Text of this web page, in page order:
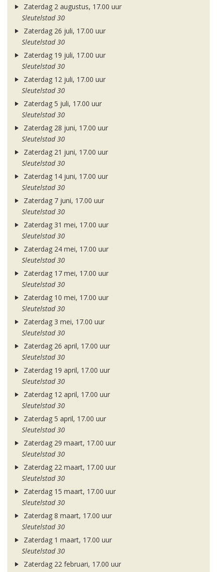
Zaterdag 2 augustus, 17.00 uur
Sleutelstad 30
Zaterdag 26 juli, 17.00 uur
Sleutelstad 30
Zaterdag 19 juli, 17.00 uur
Sleutelstad 30
Zaterdag 12 juli, 17.00 uur
Sleutelstad 30
Zaterdag 5 juli, 17.00 uur
Sleutelstad 30
Zaterdag 28 juni, 17.00 uur
Sleutelstad 30
Zaterdag 21 juni, 17.00 uur
Sleutelstad 30
Zaterdag 14 juni, 17.00 uur
Sleutelstad 30
Zaterdag 7 juni, 17.00 uur
Sleutelstad 30
Zaterdag 31 mei, 17.00 uur
Sleutelstad 30
Zaterdag 24 mei, 17.00 uur
Sleutelstad 30
Zaterdag 17 mei, 17.00 uur
Sleutelstad 30
Zaterdag 10 mei, 17.00 uur
Sleutelstad 30
Zaterdag 3 mei, 17.00 uur
Sleutelstad 30
Zaterdag 26 april, 17.00 uur
Sleutelstad 30
Zaterdag 19 april, 17.00 uur
Sleutelstad 30
Zaterdag 12 april, 17.00 uur
Sleutelstad 30
Zaterdag 5 april, 17.00 uur
Sleutelstad 30
Zaterdag 29 maart, 17.00 uur
Sleutelstad 30
Zaterdag 22 maart, 17.00 uur
Sleutelstad 30
Zaterdag 15 maart, 17.00 uur
Sleutelstad 30
Zaterdag 8 maart, 17.00 uur
Sleutelstad 30
Zaterdag 1 maart, 17.00 uur
Sleutelstad 30
Zaterdag 22 februari, 17.00 uur